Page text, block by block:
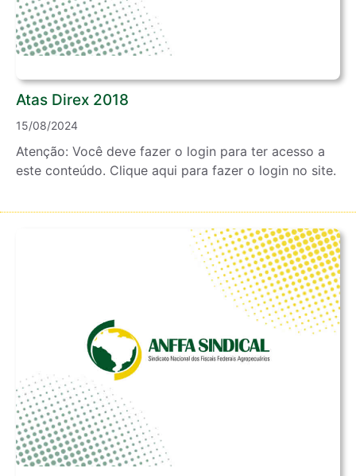
Atas Direx 2018
15/08/2024
Atenção: Você deve fazer o login para ter acesso a
este conteúdo. Clique aqui para fazer o login no site.